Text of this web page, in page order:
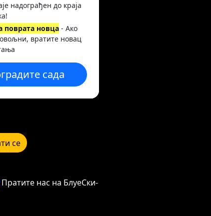
надограђен до краја
поврата новца - Ако
вратите новац
сада
се
Пратите нас на БлуеСки-